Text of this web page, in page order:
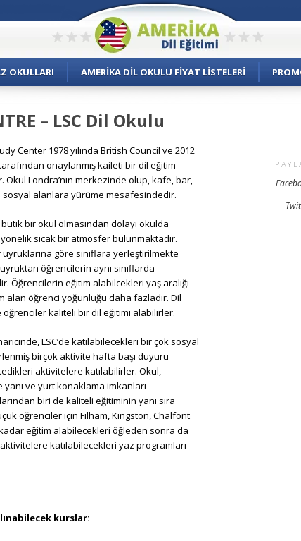
OKULLARI AMERIKA DIL OKULU FIYAT LISTELERI
– LSC Dil Okulu
Center 1978 yılında British Council ve 2012
tarafından onaylanmış kaileti bir dil eğitim
Okul Londra’nın merkezinde olup, kafe, bar,
sosyal alanlara yürüme mesafesindedir.
butik bir okul olmasından dolayı okulda
sıcak bir atmosfer bulunmaktadır.
göre sınıflara yerleştirilmekte
öğrencilerin aynı sınıflarda
Öğrencilerin eğitim alabilcekleri yaş aralığı
alan öğrenci yoğunluğu daha fazladır. Dil
kaliteli bir dil eğitimi alabilirler.
LSC’de katılabilecekleri bir çok sosyal
birçok aktivite hafta başı duyuru
aktivitelere katılabilirler. Okul,
ve yurt konaklama imkanları
biri de kaliteli eğitiminin yanı sıra
öğrenciler için Fılham, Kingston, Chalfont
eğitim alabilecekleri öğleden sonra da
katılabilecekleri yaz programları
kurslar: